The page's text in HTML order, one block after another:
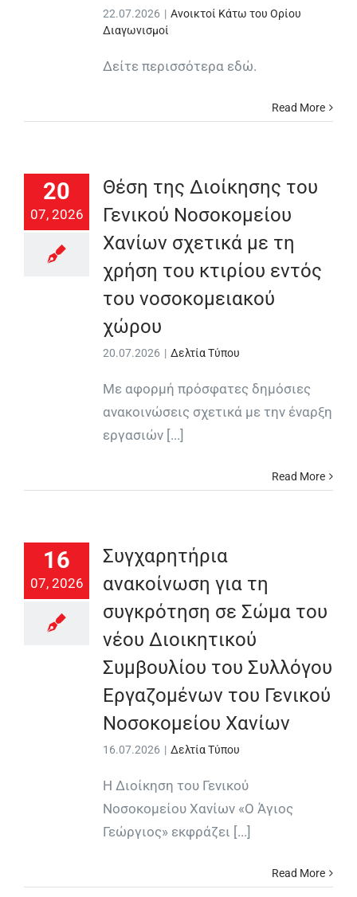
22.07.2026 | Ανοικτοί Κάτω του Ορίου
Διαγωνισμοί
Δείτε περισσότερα εδώ.
Read More
20
07, 2026
Θέση της Διοίκησης του
Γενικού Νοσοκομείου
Χανίων σχετικά με τη
χρήση του κτιρίου εντός
του νοσοκομειακού
χώρου
20.07.2026 | Δελτία Τύπου
Με αφορμή πρόσφατες δημόσιες
ανακοινώσεις σχετικά με την έναρξη
εργασιών [...]
Read More
16
07, 2026
Συγχαρητήρια
ανακοίνωση για τη
συγκρότηση σε Σώμα του
νέου Διοικητικού
Συμβουλίου του Συλλόγου
Εργαζομένων του Γενικού
Νοσοκομείου Χανίων
16.07.2026 | Δελτία Τύπου
Η Διοίκηση του Γενικού
Νοσοκομείου Χανίων «Ο Άγιος
Γεώργιος» εκφράζει [...]
Read More